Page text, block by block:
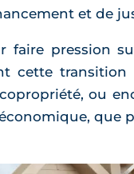
et de
pression
cette
ou
que